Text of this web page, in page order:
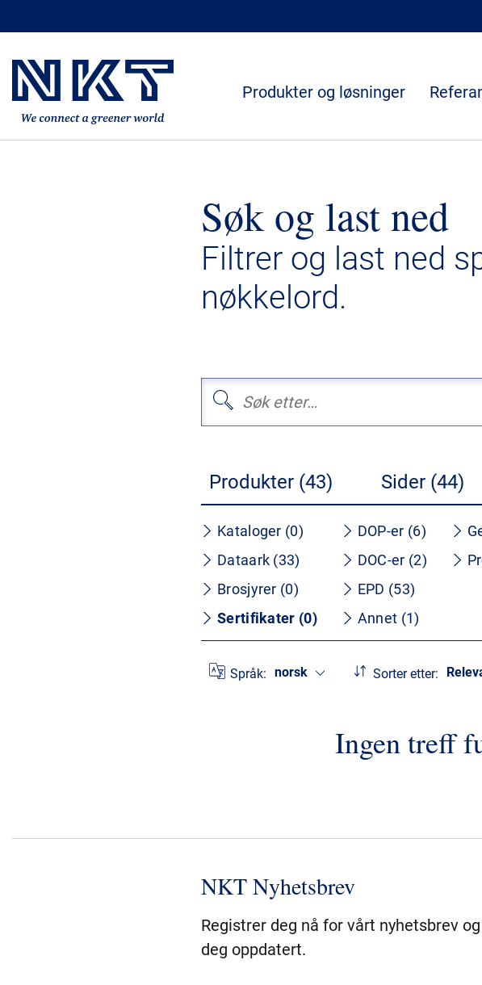
Produkter og løsninger
Søk og last ned
Filtrer og last ned
nøkkelord.
Produkter (43) Sider (44)
Kataloger (0)
Dataark (33)
Brosjyrer (0)
Sertifikater (0)
DOP-er (6)
DOC-er (2)
EPD (53)
Annet (1)
Språk: norsk Sorter etter:
Ingen treff
NKT Nyhetsbrev
Registrer deg nå for vårt nyhetsbrev
deg oppdatert.